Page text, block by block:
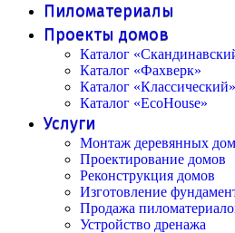
Пиломатериалы
Проекты домов
Каталог
Каталог «Фахверк»
Каталог «Классический»
Каталог «EcoHouse»
Услуги
Монтаж деревянных
Проектирование домов
Реконструкция домов
Изготовление
Продажа
Устройство дренажа